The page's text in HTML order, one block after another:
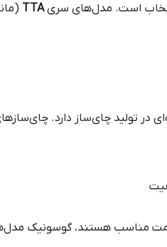
است. مدل‌های سریTTA